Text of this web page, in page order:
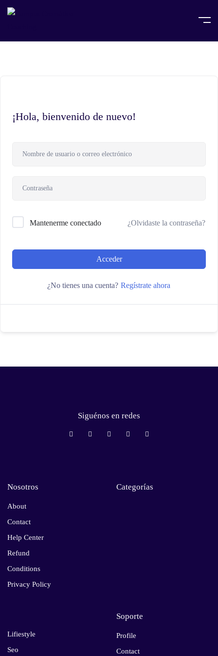
¡Hola, bienvenido de nuevo!
Mantenerme conectado ¿Olvidaste la contraseña?
Acceder
¿No tienes una cuenta? Regístrate ahora
Siguénos en redes
Nosotros
About
Contact
Help Center
Refund
Conditions
Privacy Policy
Categorías
Lifiestyle
Seo
Soporte
Profile
Contact